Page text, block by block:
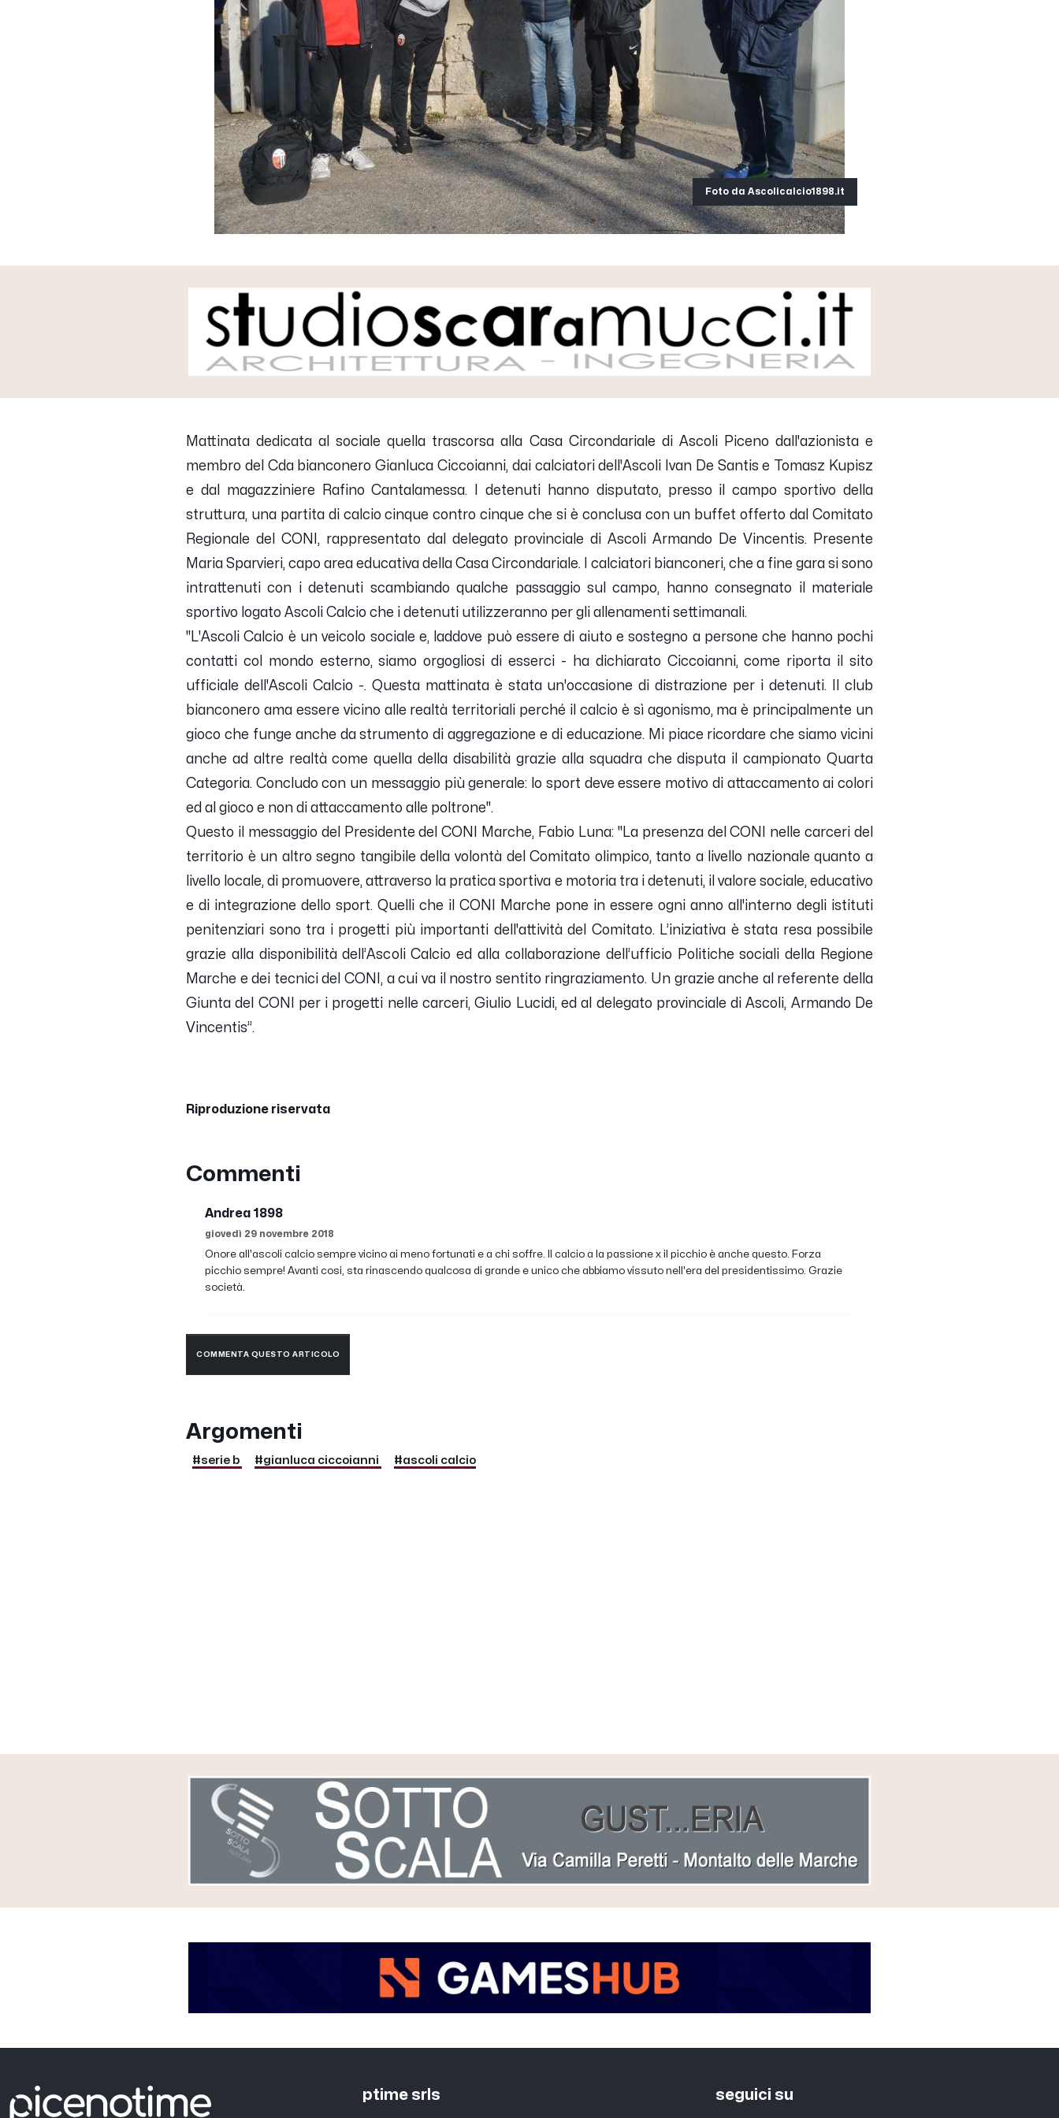
Foto da Ascolicalcio1898.it
Mattinata dedicata al sociale quella trascorsa alla Casa Circondariale di Ascoli Piceno dall'azionista e
membro del Cda bianconero Gianluca Ciccoianni, dai calciatori dell'Ascoli Ivan De Santise Tomasz Kupisz
e dal magazziniere Rafino Cantalamessa. I detenuti hanno disputato, presso il campo sportivo della
struttura, una partita di calcio cinque contro cinque che si è conclusa con un buffet offerto dal Comitato
Regionale del CONI, rappresentato dal delegato provinciale di Ascoli Armando De Vincentis. Presente
Maria Sparvieri, capo area educativa della Casa Circondariale. I calciatori bianconeri, che a fine gara si sono
intrattenuti con i detenuti scambiando qualche passaggio sul campo, hanno consegnato il materiale
sportivo logato Ascoli Calcio che i detenuti utilizzeranno per gli allenamenti settimanali.
"L'Ascoli Calcio è un veicolo sociale e, laddove può essere di aiuto e sostegno a persone che hanno pochi
contatti col mondo esterno, siamo orgogliosi di esserci - ha dichiarato Ciccoianni, come riporta il sito
ufficiale dell'Ascoli Calcio -. Questa mattinata è stata un'occasione di distrazione per i detenuti. Il club
bianconero ama essere vicino alle realtà territoriali perché il calcio è sì agonismo, ma è principalmente un
gioco che funge anche da strumento di aggregazione e di educazione. Mi piace ricordare che siamo vicini
anche ad altre realtà come quella della disabilità grazie alla squadra che disputa il campionato Quarta
Categoria. Concludo con un messaggio più generale: lo sport deve essere motivo di attaccamento ai colori
ed al gioco e non di attaccamento alle poltrone".
Questo il messaggio del Presidente del CONI Marche, Fabio Luna: "La presenza del CONI nelle carceri del
territorio è un altro segno tangibile della volontà del Comitato olimpico, tanto a livello nazionale quanto a
livello locale, di promuovere, attraverso la pratica sportiva e motoria tra i detenuti, il valore sociale, educativo
e di integrazione dello sport. Quelli che il CONI Marche pone in essere ogni anno all'interno degli istituti
penitenziari sono tra i progetti più importanti dell'attività del Comitato. L’iniziativa è stata resa possibile
grazie alla disponibilità dell’Ascoli Calcio ed alla collaborazione dell’ufficio Politiche sociali della Regione
Marche e dei tecnici del CONI, a cui va il nostro sentito ringraziamento. Un grazie anche al referente della
Giunta del CONI per i progetti nelle carceri, Giulio Lucidi, ed al delegato provinciale di Ascoli, Armando De
Vincentis”.
Riproduzione riservata
Commenti
Andrea 1898
giovedì 29 novembre 2018
Onore all'ascoli calcio sempre vicino ai meno fortunati e a chi soffre. Il calcio a la passione x il picchio è anche questo. Forza
picchio sempre! Avanti cosi, sta rinascendo qualcosa di grande e unico che abbiamo vissuto nell'era del presidentissimo. Grazie
società.
COMMENTA QUESTO ARTICOLO
Argomenti
#serie b #gianluca ciccoianni #ascoli calcio
ptime srls seguici su